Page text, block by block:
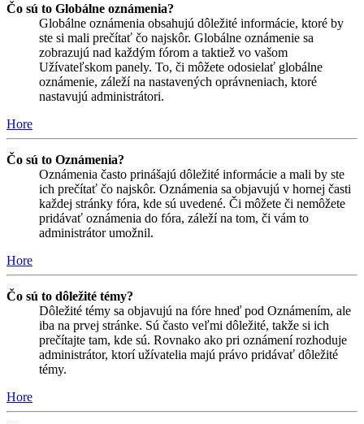
Čo sú to Globálne oznámenia?
Globálne oznámenia obsahujú dôležité informácie, ktoré by
ste si mali prečítať čo najskôr. Globálne oznámenie sa
zobrazujú nad každým fórom a taktiež vo vašom
Užívateľskom panely. To, či môžete odosielať globálne
oznámenie, záleží na nastavených oprávneniach, ktoré
nastavujú administrátori.
Hore
Čo sú to Oznámenia?
Oznámenia často prinášajú dôležité informácie a mali by ste
ich prečítať čo najskôr. Oznámenia sa objavujú v hornej časti
každej stránky fóra, kde sú uvedené. Či môžete či nemôžete
pridávať oznámenia do fóra, záleží na tom, či vám to
administrátor umožnil.
Hore
Čo sú to dôležité témy?
Dôležité témy sa objavujú na fóre hneď pod Oznámením, ale
iba na prvej stránke. Sú často veľmi dôležité, takže si ich
prečítajte tam, kde sú. Rovnako ako pri oznámení rozhoduje
administrátor, ktorí užívatelia majú právo pridávať dôležité
témy.
Hore